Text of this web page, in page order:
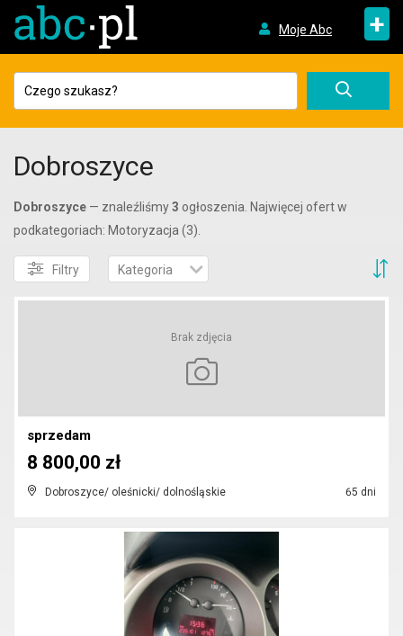
Moje Abc +
Dobroszyce
Dobroszyce — znaleźliśmy3 ogłoszenia. Najwięcej ofert w
podkategoriach: Motoryzacja (3).
Filtry Kategoria
Brak zdjęcia
sprzedam
Dobroszyce/ oleśnicki/ dolnośląskie 65 dni
8 800,00 zł